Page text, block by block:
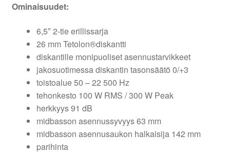
Ominaisuudet:
6,5″ 2-tie erillissarja
26 mm Tetolon®diskantti
diskantille monipuoliset asennustarvikkeet
jakosuotimessa diskantin tasonsäätö 0/+3
toistoalue 50 – 22 500 Hz
tehonkesto 100 W RMS / 300 W Peak
herkkyys 91 dB
midbasson asennussyvyys 63 mm
midbasson asennusaukon halkaisija 142 mm
parihinta